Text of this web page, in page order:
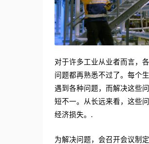
对于许多工业从业者而言，
问题都再熟悉不过了。每个
遇到各种问题，而解决这些
短不一。从长远来看，这些
经济损失。.
为解决问题，会召开会议制